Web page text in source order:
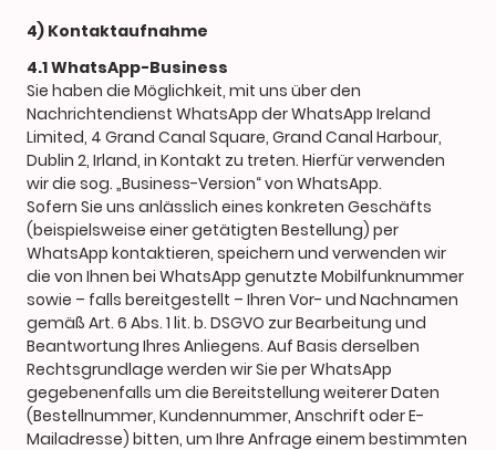
4) Kontaktaufnahme
4.1 WhatsApp-Business
Sie haben die Möglichkeit, mit uns über den
Nachrichtendienst WhatsApp der WhatsApp Ireland
Limited, 4 Grand Canal Square, Grand Canal Harbour,
Dublin 2, Irland, in Kontakt zu treten. Hierfür verwenden
wir die sog. „Business-Version“ von WhatsApp.
Sofern Sie uns anlässlich eines konkreten Geschäfts
(beispielsweise einer getätigten Bestellung) per
WhatsApp kontaktieren, speichern und verwenden wir
die von Ihnen bei WhatsApp genutzte Mobilfunknummer
sowie – falls bereitgestellt – Ihren Vor- und Nachnamen
gemäß Art. 6 Abs. 1 lit. b. DSGVO zur Bearbeitung und
Beantwortung Ihres Anliegens. Auf Basis derselben
Rechtsgrundlage werden wir Sie per WhatsApp
gegebenenfalls um die Bereitstellung weiterer Daten
(Bestellnummer, Kundennummer, Anschrift oder E-
Mailadresse) bitten, um Ihre Anfrage einem bestimmten